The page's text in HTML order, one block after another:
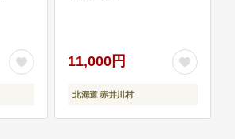
11,000円
北海道 赤井川村